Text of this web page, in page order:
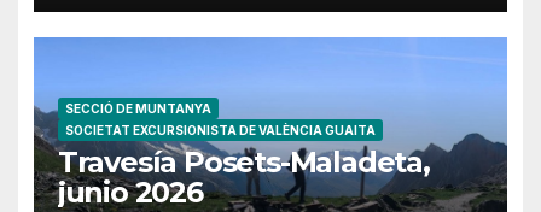
SECCIÓ DE MUNTANYA
SOCIETAT EXCURSIONISTA DE VALÈNCIA GUAITA
Travesía Posets-Maladeta,
junio 2026